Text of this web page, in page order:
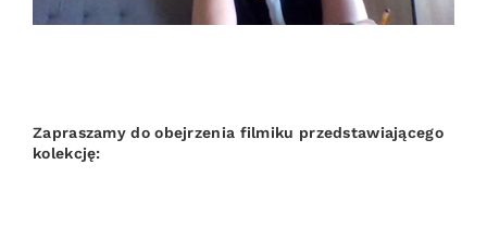
Zapraszamy do obejrzenia filmiku przedstawiającego
kolekcję: